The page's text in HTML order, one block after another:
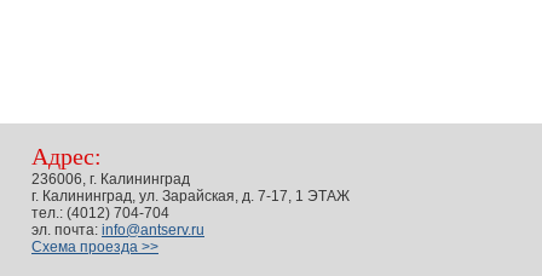
Адрес:
236006, г. Калининград
г. Калининград, ул. Зарайская, д. 7-17, 1 ЭТАЖ
тел.: (4012) 704-704
эл. почта: info@antserv.ru
Схема проезда >>